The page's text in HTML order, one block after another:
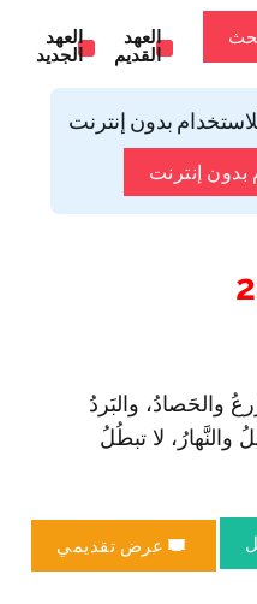
العهد
القديم
العهد
الجديد
بدون إنترنت
بدون إنترنت
والحَصادُ، والبَردُ
والنَّهارُ، لا تبطُلُ
عرض تقديمي